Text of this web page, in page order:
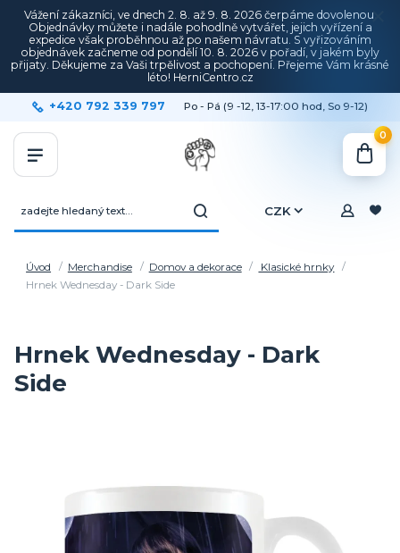
Vážení zákazníci, ve dnech 2. 8. až 9. 8. 2026 čerpáme dovolenou.
Objednávky můžete i nadále pohodlně vytvářet, jejich vyřízení a
expedice však proběhnou až po našem návratu. S vyřizováním
objednávek začneme od pondělí 10. 8. 2026 v pořadí, v jakém byly
přijaty. Děkujeme za Vaši trpělivost a pochopení. Přejeme Vám krásné
léto! HerniCentro.cz
CZK
+420 792 339 797 Po - Pá (9 -12, 13-17:00 hod, So 9-12)
0
Úvod Merchandise Domov a dekorace
Klasické hrnky
Hrnek Wednesday - Dark Side
Hrnek Wednesday - Dark
Side